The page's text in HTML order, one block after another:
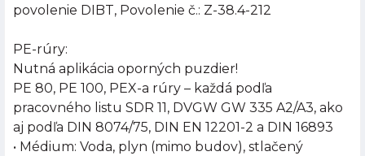
povolenie DIBT, Povolenie č.: Z-38.4-212
PE-rúry:
Nutná aplikácia oporných puzdier!
PE 80, PE 100, PEX-a rúry – každá podľa
pracovného listu SDR 11, DVGW GW 335 A2/A3, ako
aj podľa DIN 8074/75, DIN EN 12201-2 a DIN 16893
• Médium: Voda, plyn (mimo budov), stlačený